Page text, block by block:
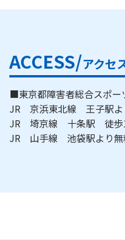
ACCESS/アクセ
■東京都障害者総合スポー
JR 京浜東北線 王子駅
JR 埼京線 十条駅 徒歩
JR 山手線 池袋駅より